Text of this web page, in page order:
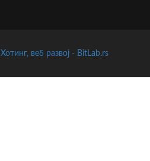
Хотинг, веб развој - BitLab.rs